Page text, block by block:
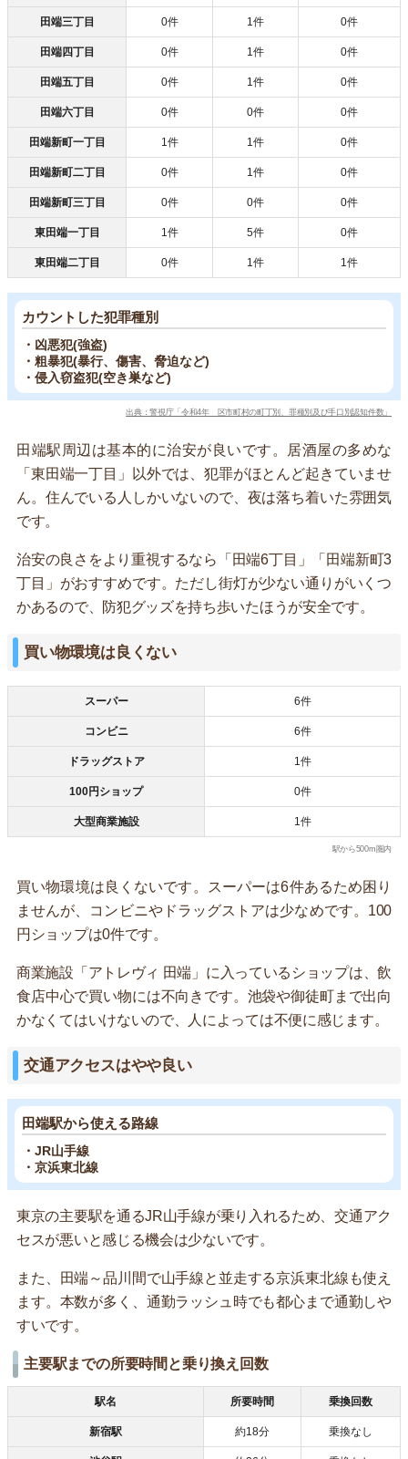
田端三丁目 0件 1件 0件
田端四丁目 0件 1件 0件
田端五丁目 0件 1件 0件
田端六丁目 0件 0件 0件
田端新町一丁目 1件 1件 0件
田端新町二丁目 0件 1件 0件
田端新町三丁目 0件 0件 0件
東田端一丁目 1件 5件 0件
東田端二丁目 0件 1件 1件
カウントした犯罪種別
・凶悪犯(強盗)
・粗暴犯(暴行、傷害、脅迫など)
・侵入窃盗犯(空き巣など)
出典：警視庁「令和4年 区市町村の町丁別、罪種別及び手口別認知件数」
田端駅周辺は基本的に治安が良いです。居酒屋の多めな
「東田端一丁目」以外では、犯罪がほとんど起きていませ
ん。住んでいる人しかいないので、夜は落ち着いた雰囲気
です。
治安の良さをより重視するなら「田端6丁目」「田端新町3
丁目」がおすすめです。ただし街灯が少ない通りがいくつ
かあるので、防犯グッズを持ち歩いたほうが安全です。
買い物環境は良くない
スーパー 6件
コンビニ 6件
ドラッグストア 1件
100円ショップ 0件
大型商業施設 1件
駅から500m圏内
買い物環境は良くないです。スーパーは6件あるため困り
ませんが、コンビニやドラッグストアは少なめです。100
円ショップは0件です。
商業施設「アトレヴィ 田端」に入っているショップは、飲
食店中心で買い物には不向きです。池袋や御徒町まで出向
かなくてはいけないので、人によっては不便に感じます。
交通アクセスはやや良い
田端駅から使える路線
・JR山手線
・京浜東北線
東京の主要駅を通るJR山手線が乗り入れるため、交通アク
セスが悪いと感じる機会は少ないです。
また、田端～品川間で山手線と並走する京浜東北線も使え
ます。本数が多く、通勤ラッシュ時でも都心まで通勤しや
すいです。
主要駅までの所要時間と乗り換え回数
駅名 所要時間 乗換回数
新宿駅 約18分 乗換なし